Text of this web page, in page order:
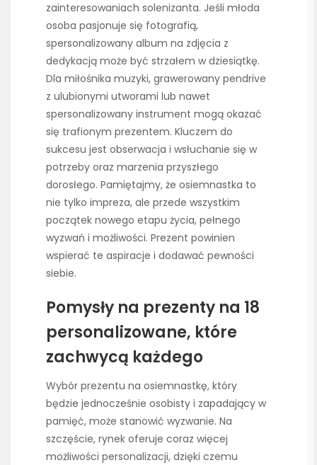
zainteresowaniach solenizanta. Jeśli młoda
osoba pasjonuje się fotografią,
spersonalizowany album na zdjęcia z
dedykacją może być strzałem w dziesiątkę.
Dla miłośnika muzyki, grawerowany pendrive
z ulubionymi utworami lub nawet
spersonalizowany instrument mogą okazać
się trafionym prezentem. Kluczem do
sukcesu jest obserwacja i wsłuchanie się w
potrzeby oraz marzenia przyszłego
dorosłego. Pamiętajmy, że osiemnastka to
nie tylko impreza, ale przede wszystkim
początek nowego etapu życia, pełnego
wyzwań i możliwości. Prezent powinien
wspierać te aspiracje i dodawać pewności
siebie.
Pomysły na prezenty na 18
personalizowane, które
zachwycą każdego
Wybór prezentu na osiemnastkę, który
będzie jednocześnie osobisty i zapadający w
pamięć, może stanowić wyzwanie. Na
szczęście, rynek oferuje coraz więcej
możliwości personalizacji, dzięki czemu